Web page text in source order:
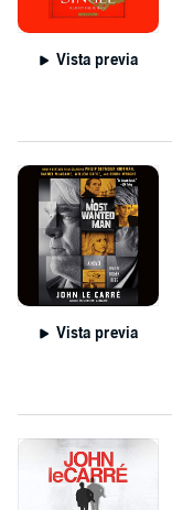
Vista previa
Vista previa